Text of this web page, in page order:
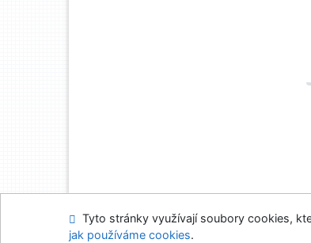
Mapa
Tyto stránky využívají soubory cookies,
jak používáme cookies.